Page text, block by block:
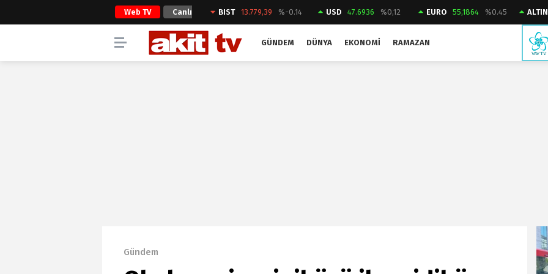
Web TV Canlı
Yayın
BIST 13.779,39 %-0.14 USD 47.6936 %0,12 EURO 55,1864 %0.45 ALTIN
GÜNDEM DÜNYA EKONOMI RAMAZAN
Gündem